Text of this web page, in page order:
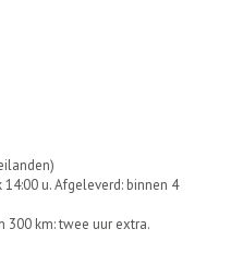
u. Afgeleverd: binnen 4
300 km: twee uur extra.